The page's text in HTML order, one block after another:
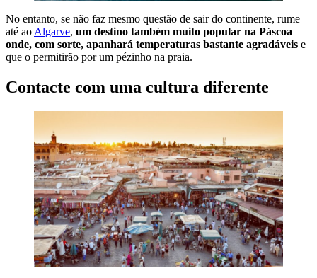
No entanto, se não faz mesmo questão de sair do continente, rume
até ao Algarve, um destino também muito popular na Páscoa
onde, com sorte, apanhará temperaturas bastante agradáveis e
que o permitirão por um pézinho na praia.
Contacte com uma cultura diferente